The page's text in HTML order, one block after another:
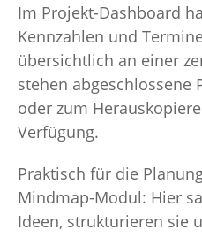
Im Projekt-Dashboard
Kennzahlen und
übersichtlich an einer
stehen abgeschlossene
oder zum
Verfügung.
Praktisch für die
Mindmap-Modul: Hier
Ideen, strukturieren sie